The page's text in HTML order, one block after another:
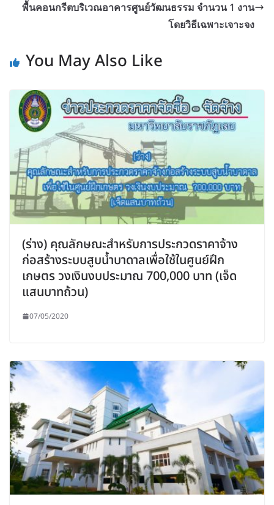
พื้นคอนกรีตบริเวณอาคารศูนย์วัฒนธรรม จำนวน 1 งาน
โดยวิธีเฉพาะเจาะจง
You May Also Like
(ร่าง) คุณลักษณะสำหรับการประกวดราคาจ้าง
ก่อสร้างระบบสูบน้ำบาดาลเพื่อใช้ในศูนย์ฝึก
เกษตร วงเงินงบประมาณ 700,000 บาท (เจ็ด
แสนบาทถ้วน)
07/05/2020